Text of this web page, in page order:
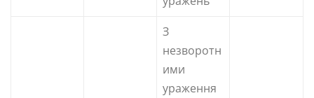
З
незворотн
ими
ураження